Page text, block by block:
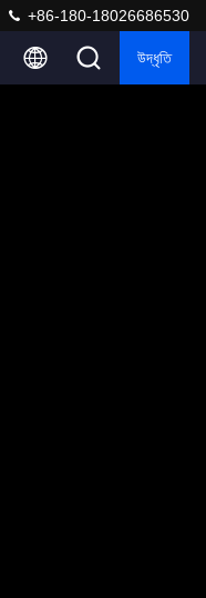
+86-180-18026686530
উদ্ধৃতি